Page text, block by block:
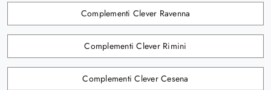
Complementi Clever Ravenna
Complementi Clever Rimini
Complementi Clever Cesena